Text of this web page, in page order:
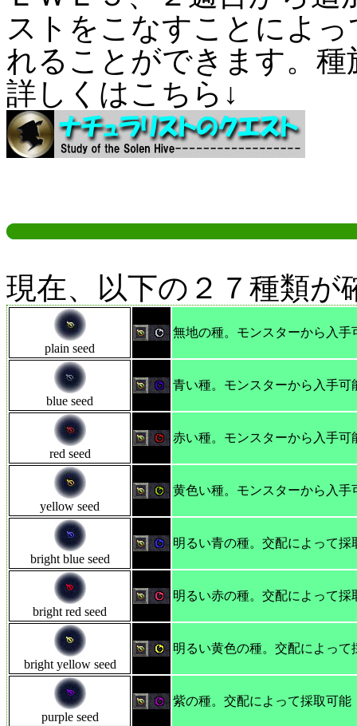
ストをこなすことによ
れることができます。
詳しくはこちら↓
現在、以下の２７種類が
plain seed
無地の種。モンスターから入
blue seed
青い種。モンスターから入手
red seed
赤い種。モンスターから入手
yellow seed
黄色い種。モンスターから入
bright blue seed
明るい青の種。交配によって採
bright red seed
明るい赤の種。交配によって採
bright yellow seed
明るい黄色の種。交配によって
purple seed
紫の種。交配によって採取可能